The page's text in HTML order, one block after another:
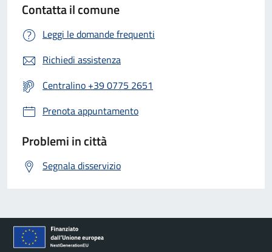
Contatta il comune
Leggi le domande frequenti
Richiedi assistenza
Centralino +39 0775 2651
Prenota appuntamento
Problemi in città
Segnala disservizio